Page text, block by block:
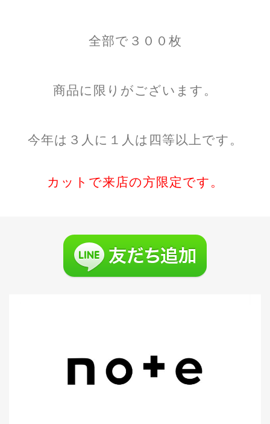
全部で３００枚
商品に限りがございます。
今年は３人に１人は四等以上です。
カットで来店の方限定です。